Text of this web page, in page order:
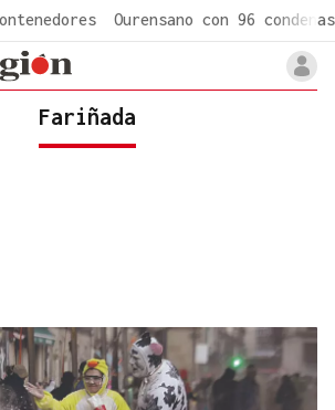
Ourensano con 96 condenas
Fariñada